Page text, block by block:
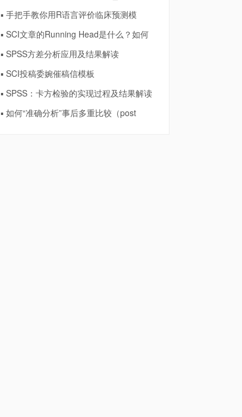
▪ 手把手教你用R语言评价临床预测模
▪ SCI文章的Running Head是什么？如何
▪ SPSS方差分析应用及结果解读
▪ SCI投稿委婉催稿信模板
▪ SPSS：卡方检验的实现过程及结果解读
▪ 如何“准确分析”事后多重比较（post